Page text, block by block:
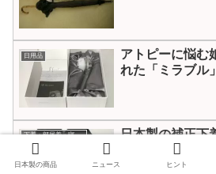
日用品
アトピーに悩む
れた「ミラブル
下着・部屋着・寝巻き
日本製の補正下
日本製の商品 ニュース ヒント